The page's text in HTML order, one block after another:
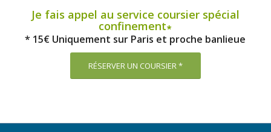
Je fais appel au service coursier spécial
confinement∗
* 15€ Uniquement sur Paris et proche banlieue
RÉSERVER UN COURSIER *